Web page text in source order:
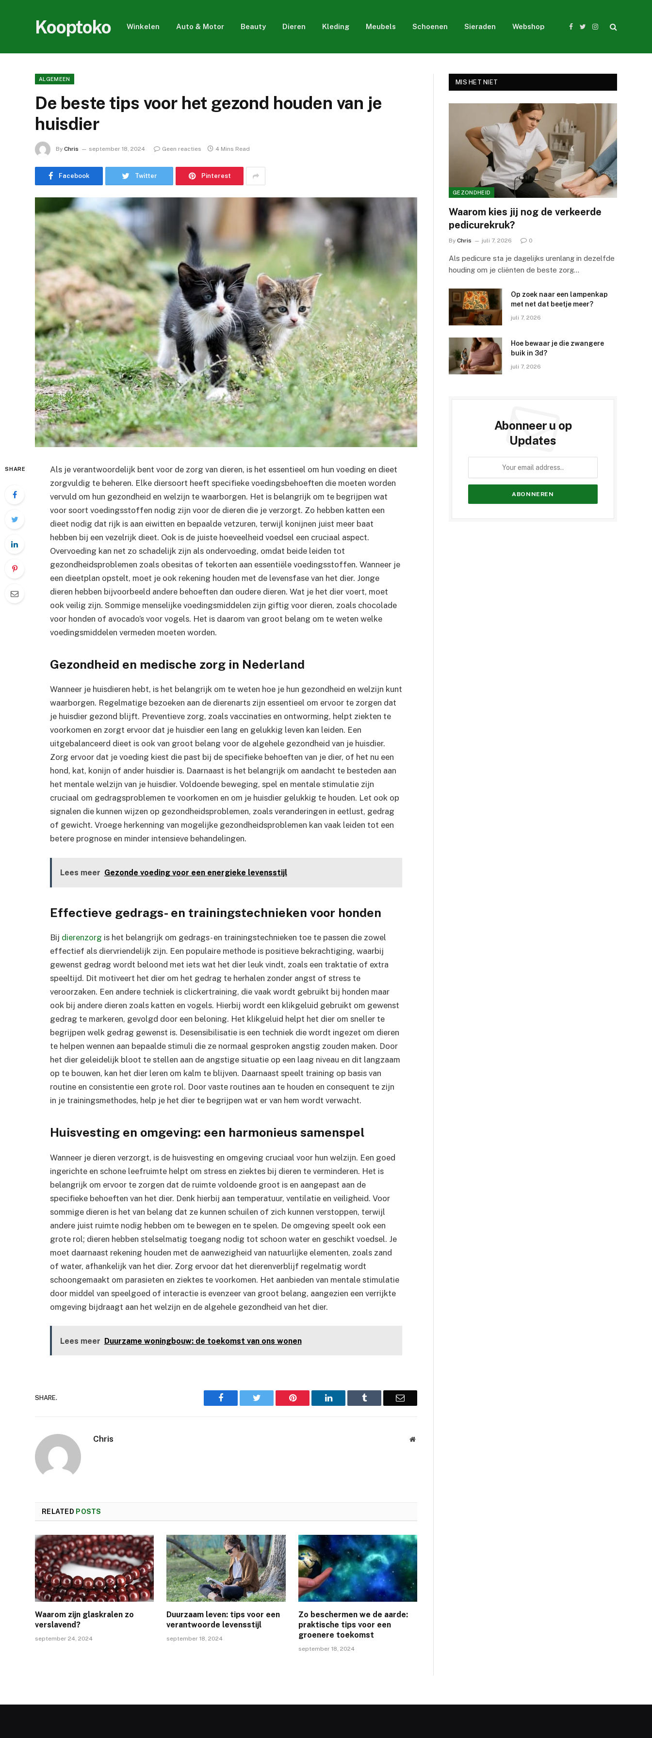
Kooptoko Winkelen Auto & Motor Beauty Dieren Kleding Meubels Schoenen Sieraden Webshop
Facebook
TwitterInstagram
ALGEMEEN
De beste tips voor het gezond houden van je
huisdier
By Chris september 18, 2024 Geen reacties 4 Mins Read
Facebook Twitter Pinterest
SHARE
Als je verantwoordelijk bent voor de zorg van dieren, is het essentieel om hun voeding en dieet
zorgvuldig te beheren. Elke diersoort heeft specifieke voedingsbehoeften die moeten worden
vervuld om hun gezondheid en welzijn te waarborgen. Het is belangrijk om te begrijpen wat
voor soort voedingsstoffen nodig zijn voor de dieren die je verzorgt. Zo hebben katten een
dieet nodig dat rijk is aan eiwitten en bepaalde vetzuren, terwijl konijnen juist meer baat
hebben bij een vezelrijk dieet. Ook is de juiste hoeveelheid voedsel een cruciaal aspect.
Overvoeding kan net zo schadelijk zijn als ondervoeding, omdat beide leiden tot
gezondheidsproblemen zoals obesitas of tekorten aan essentiële voedingsstoffen. Wanneer je
een dieetplan opstelt, moet je ook rekening houden met de levensfase van het dier. Jonge
dieren hebben bijvoorbeeld andere behoeften dan oudere dieren. Wat je het dier voert, moet
ook veilig zijn. Sommige menselijke voedingsmiddelen zijn giftig voor dieren, zoals chocolade
voor honden of avocado’s voor vogels. Het is daarom van groot belang om te weten welke
voedingsmiddelen vermeden moeten worden.
Gezondheid en medische zorg in Nederland
Wanneer je huisdieren hebt, is het belangrijk om te weten hoe je hun gezondheid en welzijn kunt
waarborgen. Regelmatige bezoeken aan de dierenarts zijn essentieel om ervoor te zorgen dat
je huisdier gezond blijft. Preventieve zorg, zoals vaccinaties en ontworming, helpt ziekten te
voorkomen en zorgt ervoor dat je huisdier een lang en gelukkig leven kan leiden. Een
uitgebalanceerd dieet is ook van groot belang voor de algehele gezondheid van je huisdier.
Zorg ervoor dat je voeding kiest die past bij de specifieke behoeften van je dier, of het nu een
hond, kat, konijn of ander huisdier is. Daarnaast is het belangrijk om aandacht te besteden aan
het mentale welzijn van je huisdier. Voldoende beweging, spel en mentale stimulatie zijn
cruciaal om gedragsproblemen te voorkomen en om je huisdier gelukkig te houden. Let ook op
signalen die kunnen wijzen op gezondheidsproblemen, zoals veranderingen in eetlust, gedrag
of gewicht. Vroege herkenning van mogelijke gezondheidsproblemen kan vaak leiden tot een
betere prognose en minder intensieve behandelingen.
Lees meer Gezonde voeding voor een energieke levensstijl
Effectieve gedrags- en trainingstechnieken voor honden
Bij dierenzorg is het belangrijk om gedrags- en trainingstechnieken toe te passen die zowel
effectief als diervriendelijk zijn. Een populaire methode is positieve bekrachtiging, waarbij
gewenst gedrag wordt beloond met iets wat het dier leuk vindt, zoals een traktatie of extra
speeltijd. Dit motiveert het dier om het gedrag te herhalen zonder angst of stress te
veroorzaken. Een andere techniek is clickertraining, die vaak wordt gebruikt bij honden maar
ook bij andere dieren zoals katten en vogels. Hierbij wordt een klikgeluid gebruikt om gewenst
gedrag te markeren, gevolgd door een beloning. Het klikgeluid helpt het dier om sneller te
begrijpen welk gedrag gewenst is. Desensibilisatie is een techniek die wordt ingezet om dieren
te helpen wennen aan bepaalde stimuli die ze normaal gesproken angstig zouden maken. Door
het dier geleidelijk bloot te stellen aan de angstige situatie op een laag niveau en dit langzaam
op te bouwen, kan het dier leren om kalm te blijven. Daarnaast speelt training op basis van
routine en consistentie een grote rol. Door vaste routines aan te houden en consequent te zijn
in je trainingsmethodes, help je het dier te begrijpen wat er van hem wordt verwacht.
Huisvesting en omgeving: een harmonieus samenspel
Wanneer je dieren verzorgt, is de huisvesting en omgeving cruciaal voor hun welzijn. Een goed
ingerichte en schone leefruimte helpt om stress en ziektes bij dieren te verminderen. Het is
belangrijk om ervoor te zorgen dat de ruimte voldoende groot is en aangepast aan de
specifieke behoeften van het dier. Denk hierbij aan temperatuur, ventilatie en veiligheid. Voor
sommige dieren is het van belang dat ze kunnen schuilen of zich kunnen verstoppen, terwijl
andere juist ruimte nodig hebben om te bewegen en te spelen. De omgeving speelt ook een
grote rol; dieren hebben stelselmatig toegang nodig tot schoon water en geschikt voedsel. Je
moet daarnaast rekening houden met de aanwezigheid van natuurlijke elementen, zoals zand
of water, afhankelijk van het dier. Zorg ervoor dat het dierenverblijf regelmatig wordt
schoongemaakt om parasieten en ziektes te voorkomen. Het aanbieden van mentale stimulatie
door middel van speelgoed of interactie is evenzeer van groot belang, aangezien een verrijkte
omgeving bijdraagt aan het welzijn en de algehele gezondheid van het dier.
Lees meer Duurzame woningbouw: de toekomst van ons wonen
SHARE. Facebook Twitter Pinterest LinkedIn Tumblr Email
Chris Website
RELATED POSTS
Waarom zijn glaskralen zo
verslavend?
september 24, 2024
Duurzaam leven: tips voor een
verantwoorde levensstijl
september 18, 2024
Zo beschermen we de aarde:
praktische tips voor een
groenere toekomst
september 18, 2024
MIS HET NIET
GEZONDHEID
Waarom kies jij nog de verkeerde
pedicurekruk?
By Chris juli 7, 2026 0
Als pedicure sta je dagelijks urenlang in dezelfde
houding om je cliënten de beste zorg…
Op zoek naar een lampenkap
met net dat beetje meer?
juli 7, 2026
Hoe bewaar je die zwangere
buik in 3d?
juli 7, 2026
Abonneer u op
Updates